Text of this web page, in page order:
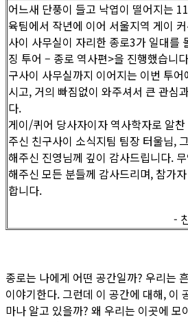
어느새 단풍이 들고 낙엽이 떨어지는
육팀에서 작년에 이어 서울지역 게이
사이 사무실이 자리한 종로3가 일대를
징 투어 – 종로 역사편>을 진행했습니
구사이 사무실까지 이어지는 이번 투
시고, 거의 빠짐없이 와주셔서 큰 관심
다.
게이/퀴어 당사자이자 역사학자로 알
주신 친구사이 소식지팀 팀장 터울님,
해주신 진영님께 깊이 감사드립니다.
해주신 모든 분들께 감사드리며, 참가
합니다.
-
종로는 나에게 어떤 공간일까? 우리는
이야기한다. 그런데 이 공간에 대해, 이
마나 알고 있을까? 왜 우리는 이곳에 모